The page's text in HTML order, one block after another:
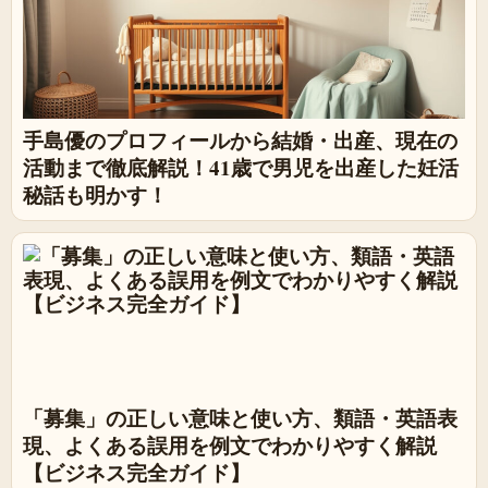
手島優のプロフィールから結婚・出産、現在の
活動まで徹底解説！41歳で男児を出産した妊活
秘話も明かす！
「募集」の正しい意味と使い方、類語・英語表
現、よくある誤用を例文でわかりやすく解説
【ビジネス完全ガイド】